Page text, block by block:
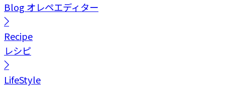
Blog オレペエディター
Recipe
レシピ
LifeStyle